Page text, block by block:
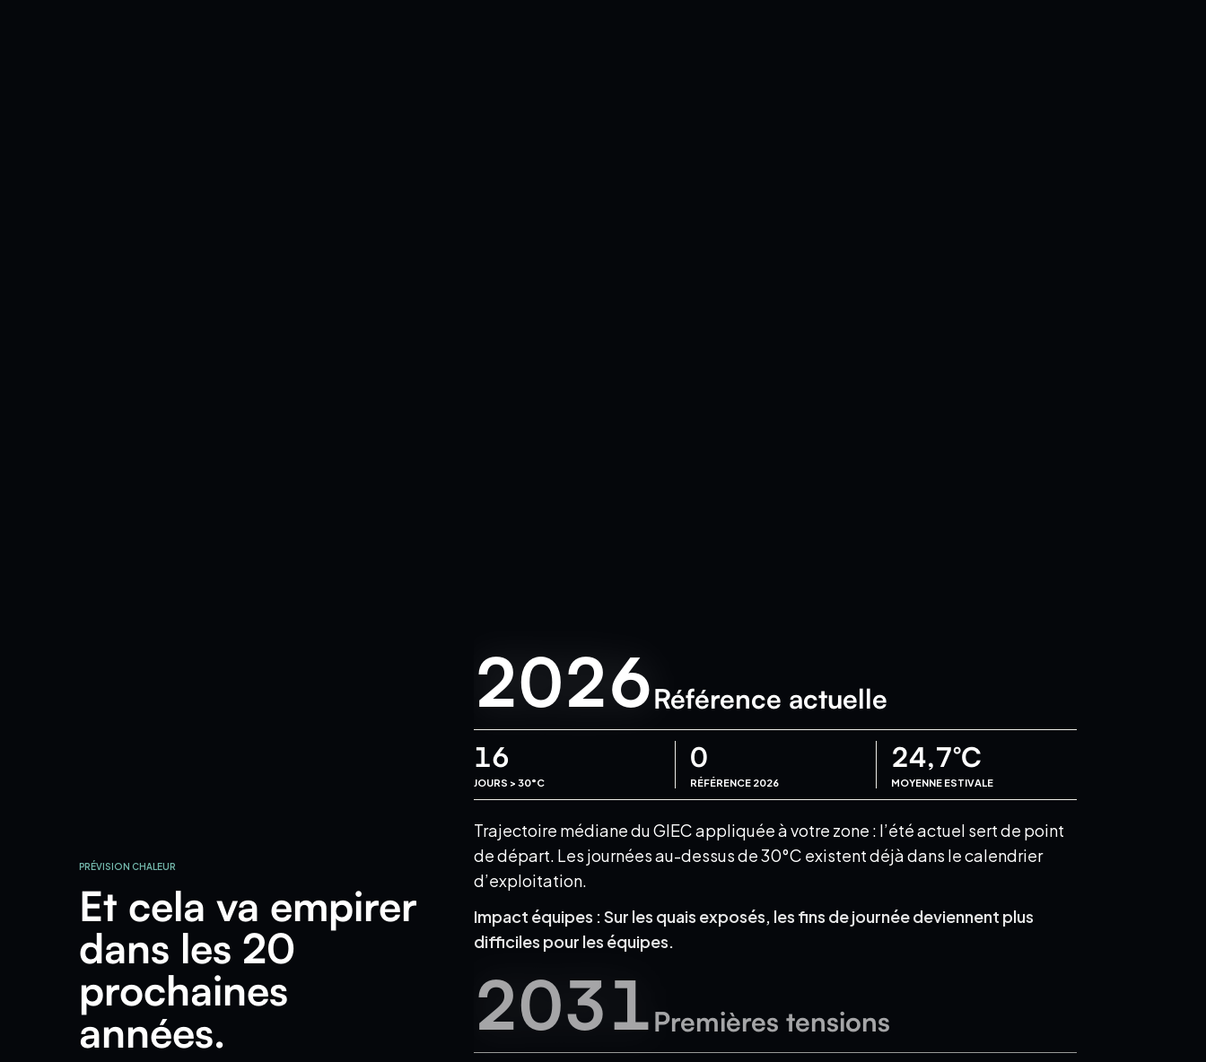
PRÉVISION CHALEUR
Et cela va empirer
dans les 20
prochaines
années.
2026Référence actuelle
16
JOURS > 30°C
0
RÉFÉRENCE 2026
24,7°C
MOYENNE ESTIVALE
Trajectoire médiane du GIEC appliquée à votre zone : l’été actuel sert de point
de départ. Les journées au-dessus de 30°C existent déjà dans le calendrier
d’exploitation.
Impact équipes :Sur les quais exposés, les fins de journée deviennent plus
difficiles pour les équipes.
2031Premières tensions